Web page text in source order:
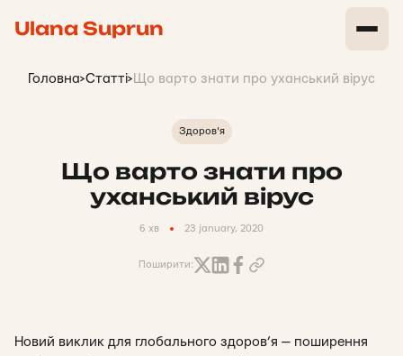
Ulana Suprun
Головна>Статті> Що варто знати про уханський вірус
Здоров'я
Що варто знати про
уханський вірус
6 хв 23 january, 2020
Поширити:
Новий виклик для глобального здоров’я — поширення